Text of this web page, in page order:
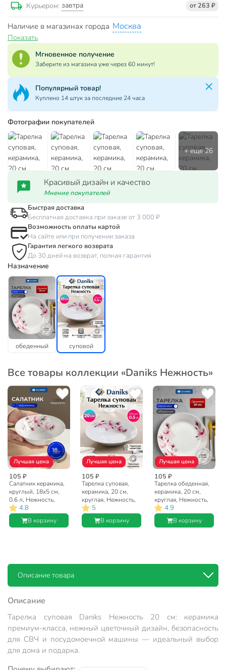
Курьером: завтра от 263 ₽
Наличие в магазинах города Москва
Показать
Мгновенное получение
Заберите из магазина уже через 60 минут!
Популярный товар!
Куплено 14 штук за последние 24 часа
Фотографии покупателей
Красивый дизайн и качество
Мнение покупателей
Быстрая доставка
Бесплатная доставка при заказе от 3 000 ₽
Возможность оплаты картой
На сайте или при получении заказа
Гарантия легкого возврата
До 30 дней на возврат, полная гарантия
Назначение
обеденный суповой
Все товары коллекции «Daniks Нежность»
Лучшая цена
105 ₽
Салатник керамика,
круглый, 18х5 см,
0.6 л, Нежность,
Daniks, 19-220
4.8
В корзину
Лучшая цена
105 ₽
Тарелка суповая,
керамика, 20 см,
круглая, Нежность,
Daniks, 19-220
5
В корзину
Лучшая цена
105 ₽
Тарелка обеденная,
керамика, 20 см,
круглая, Нежность,
Daniks, 19-220
4.9
В корзину
Описание товара
Описание
Тарелка суповая Daniks Нежность 20 см: керамика
премиум-класса, нежный цветочный дизайн, безопасность
для СВЧ и посудомоечной машины — идеальный выбор
для дома и подарка.